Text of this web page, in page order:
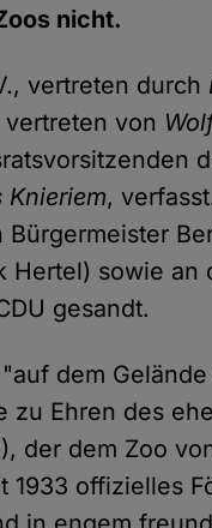
nicht.
vertreten durch
von
Knieriem,
sowie an
gesandt.
dem
Ehren des
der dem Zoo
offizielles